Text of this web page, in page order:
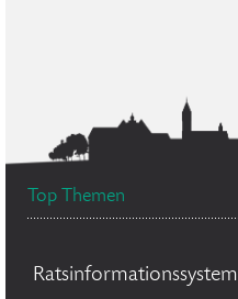
Top Themen
Ratsinformationssystem